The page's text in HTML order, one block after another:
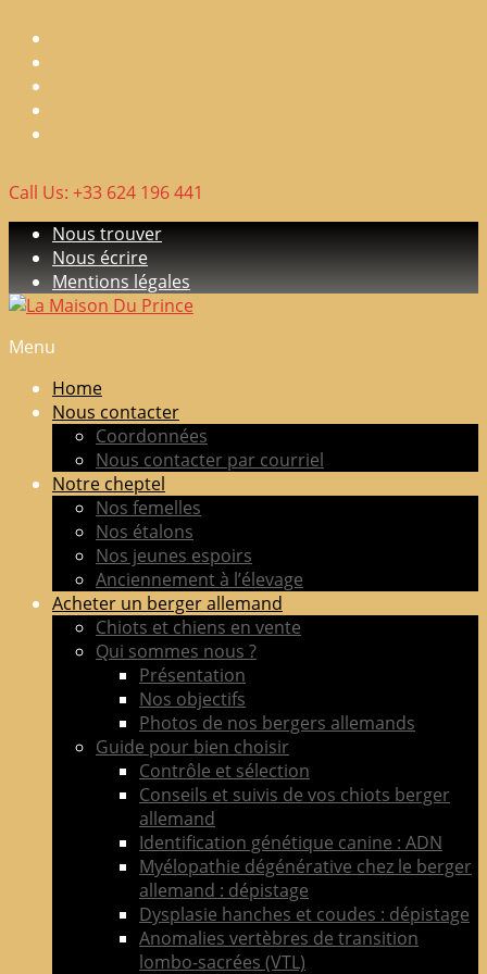
content
Call Us: +33 624 196 441
Nous trouver
Nous écrire
Mentions légales
La
Maison
Du
Prince
Elevage
allemand
adultes
Menu
Home
Nous contacter
Coordonnées
Nous contacter par courriel
Notre cheptel
Nos femelles
Nos étalons
Nos jeunes espoirs
Anciennement à l’élevage
Acheter un berger allemand
Chiots et chiens en vente
Qui sommes nous ?
Présentation
Nos objectifs
Photos de nos bergers allemands
Guide pour bien choisir
Contrôle et sélection
Conseils et suivis de vos chiots berger
allemand
Identification génétique canine : ADN
Myélopathie dégénérative chez le berger
allemand : dépistage
Dysplasie hanches et coudes : dépistage
Anomalies vertèbres de transition
lombo-sacrées (VTL)